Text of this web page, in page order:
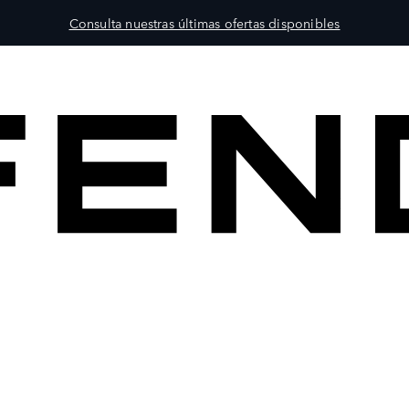
Consulta nuestras últimas ofertas disponibles